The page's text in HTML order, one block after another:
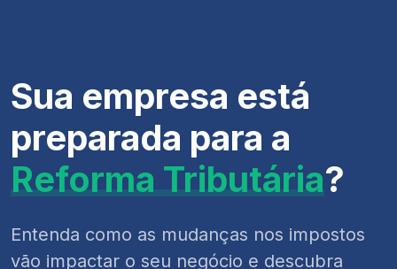
Sua empresa está
preparada para a
Reforma Tributária?
Entenda como as mudanças nos impostos
vão impactar o seu negócio e descubra